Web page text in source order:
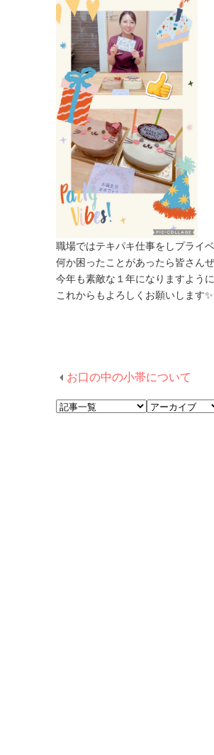
職場ではテキパキ仕事をしプライ
何か困ったことがあったら皆さん
今年も素敵な１年になりますよう
これからもよろしくお願いします✨
お口の中の小帯について